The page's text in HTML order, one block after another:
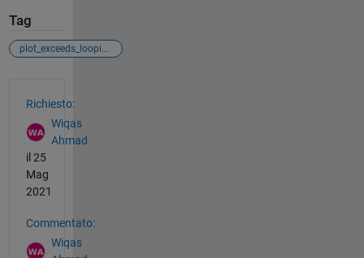
Tag
plot_exceeds_loopindex
Richiesto:
Wiqas
Ahmad
il 25
Mag
2021
Commentato:
Wiqas